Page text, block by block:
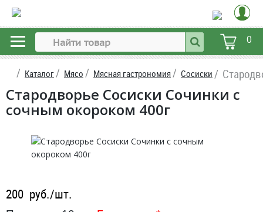
0
Каталог Мясо Мясная гастрономия Сосиски
Стародворье Сосиски Сочинки с
сочным окороком 400г
200 руб./шт.